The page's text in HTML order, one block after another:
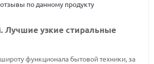
по данному продукту
Лучшие узкие стиральные
функционала бытовой техники, за